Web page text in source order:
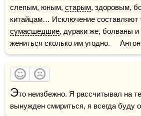
слепым, юным, старым, здоровым,
сумасшедшие, дураки же, болваны и
жениться сколько им угодно.
Это неизбежно. Я рассчитывал на
вынужден смириться, я всегда буду